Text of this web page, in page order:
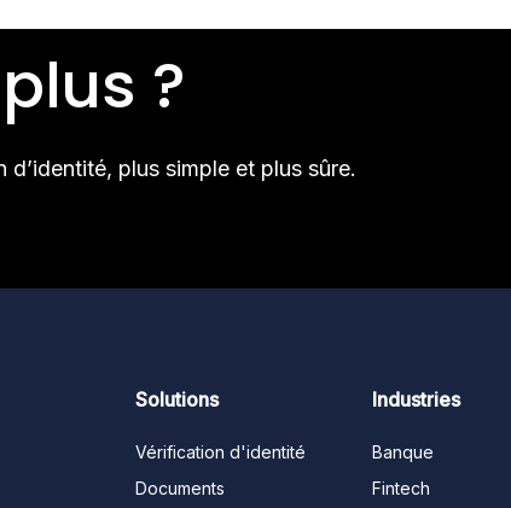
l’industrie, et ceci
?
plus simple et plus sûre.
Solutions
Vérification d'identité
Documents
Industries
Banque
Fintech